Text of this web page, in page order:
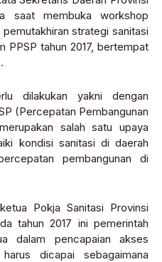
saat membuka workshop
strategi sanitasi
PPSP tahun 2017, bertempat
dilakukan yakni dengan
(Percepatan Pembangunan
salah satu upaya
kondisi sanitasi di daerah
pembangunan di
Pokja Sanitasi Provinsi
tahun 2017 ini pemerintah
dalam pencapaian akses
dicapai sebagaimana